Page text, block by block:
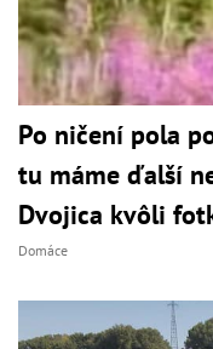
Po ničení pola
tu máme ďalší
Dvojica kvôli
Domáce